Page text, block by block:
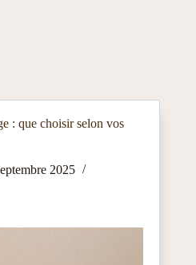
: que choisir selon vos
2025